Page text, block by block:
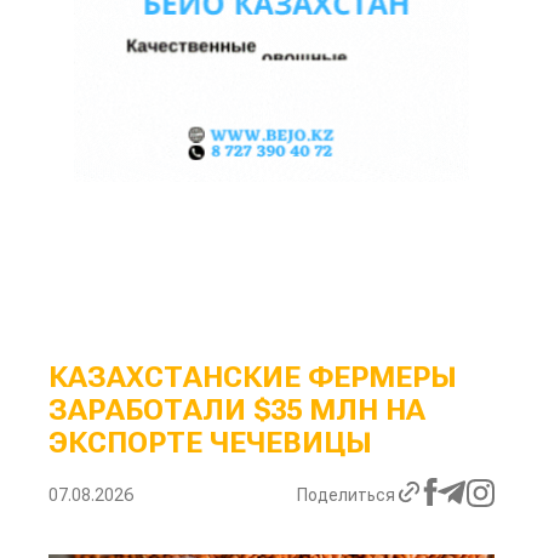
КАЗАХСТАНСКИЕ ФЕРМЕРЫ
ЗАРАБОТАЛИ $35 МЛН НА
ЭКСПОРТЕ ЧЕЧЕВИЦЫ
07.08.2026 Поделиться